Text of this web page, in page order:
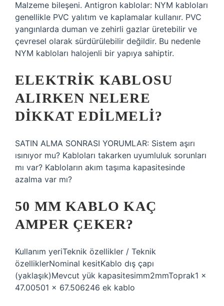
Malzeme bileşeni. Antigron kablolar: NYM kabloları
genellikle PVC yalıtım ve kaplamalar kullanır. PVC
yangınlarda duman ve zehirli gazlar üretebilir ve
çevresel olarak sürdürülebilir değildir. Bu nedenle
NYM kabloları halojenli bir yapıya sahiptir.
ELEKTRIK KABLOSU
ALIRKEN NELERE
DIKKAT EDILMELI?
SATIN ALMA SONRASI YORUMLAR: Sistem aşırı
ısınıyor mu? Kabloları takarken uyumluluk sorunları
mı var? Kabloların akım taşıma kapasitesinde
azalma var mı?
50 MM KABLO KAÇ
AMPER ÇEKER?
Kullanım yeriTeknik özellikler / Teknik
özelliklerNominal kesitKablo dış çapı
(yaklaşık)Mevcut yük kapasitesimm2mmToprak1 x
47.00501 x 67.506246 ek kablo